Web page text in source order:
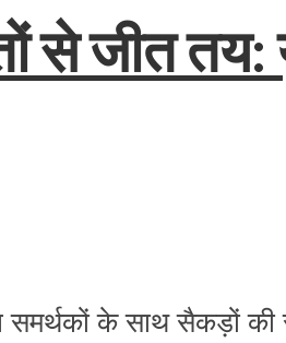
से जीत तय:
समर्थकों के साथ सैकड़ों की